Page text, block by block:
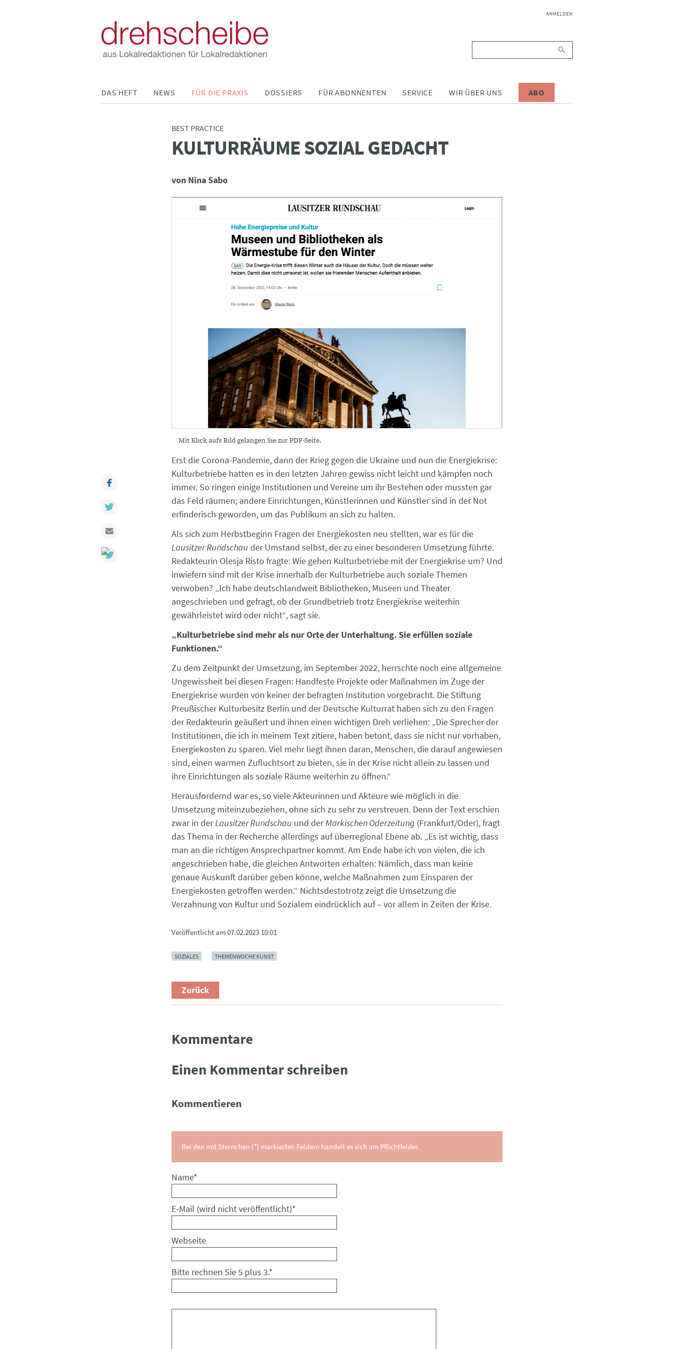
NAVIGATION
ANMELDEN
DAS HEFT NEWS FÜR DIE PRAXIS DOSSIERS FÜR ABONNENTEN SERVICE WIR ÜBER UNS ABO
BEST PRACTICE
KULTURRÄUME SOZIAL GEDACHT
von Nina Sabo
Mit Klick aufs Bild gelangen Sie zur PDF-Seite.
Erst die Corona-Pandemie, dann der Krieg gegen die Ukraine und nun die Energiekrise:
Kulturbetriebe hatten es in den letzten Jahren gewiss nicht leicht und kämpfen noch
immer. So ringen einige Institutionen und Vereine um ihr Bestehen oder mussten gar
das Feld räumen; andere Einrichtungen, Künstlerinnen und Künstler sind in der Not
erfinderisch geworden, um das Publikum an sich zu halten.
Als sich zum Herbstbeginn Fragen der Energiekosten neu stellten, war es für die
Lausitzer Rundschau der Umstand selbst, der zu einer besonderen Umsetzung führte.
Redakteurin Olesja Risto fragte: Wie gehen Kulturbetriebe mit der Energiekrise um? Und
inwiefern sind mit der Krise innerhalb der Kulturbetriebe auch soziale Themen
verwoben? „Ich habe deutschlandweit Bibliotheken, Museen und Theater
angeschrieben und gefragt, ob der Grundbetrieb trotz Energiekrise weiterhin
gewährleistet wird oder nicht“, sagt sie.
„Kulturbetriebe sind mehr als nur Orte der Unterhaltung. Sie erfüllen soziale
Funktionen.“
Zu dem Zeitpunkt der Umsetzung, im September 2022, herrschte noch eine allgemeine
Ungewissheit bei diesen Fragen: Handfeste Projekte oder Maßnahmen im Zuge der
Energiekrise wurden von keiner der befragten Institution vorgebracht. Die Stiftung
Preußischer Kulturbesitz Berlin und der Deutsche Kulturrat haben sich zu den Fragen
der Redakteurin geäußert und ihnen einen wichtigen Dreh verliehen: „Die Sprecher der
Institutionen, die ich in meinem Text zitiere, haben betont, dass sie nicht nur vorhaben,
Energiekosten zu sparen. Viel mehr liegt ihnen daran, Menschen, die darauf angewiesen
sind, einen warmen Zufluchtsort zu bieten, sie in der Krise nicht allein zu lassen und
ihre Einrichtungen als soziale Räume weiterhin zu öffnen.“
Herausfordernd war es, so viele Akteurinnen und Akteure wie möglich in die
Umsetzung miteinzubeziehen, ohne sich zu sehr zu verstreuen. Denn der Text erschien
zwar in derLausitzer Rundschau und derMärkischen Oderzeitung (Frankfurt/Oder), fragt
das Thema in der Recherche allerdings auf überregional Ebene ab. „Es ist wichtig, dass
man an die richtigen Ansprechpartner kommt. Am Ende habe ich von vielen, die ich
angeschrieben habe, die gleichen Antworten erhalten: Nämlich, dass man keine
genaue Auskunft darüber geben könne, welche Maßnahmen zum Einsparen der
Energiekosten getroffen werden.“ Nichtsdestotrotz zeigt die Umsetzung die
Verzahnung von Kultur und Sozialem eindrücklich auf – vor allem in Zeiten der Krise.
Veröffentlicht am07.02.2023 10:01
SOZIALES THEMENWOCHE KUNST
Zurück
Kommentare
Einen Kommentar schreiben
Kommentieren
Bei den mit Sternchen (*) markierten Feldern handelt es sich um Pflichtfelder.
Pflichtfeld
Name*
Pflichtfeld
E-Mail (wird nicht veröffentlicht)*
Webseite
Bitte rechnen Sie 5 plus 3.*